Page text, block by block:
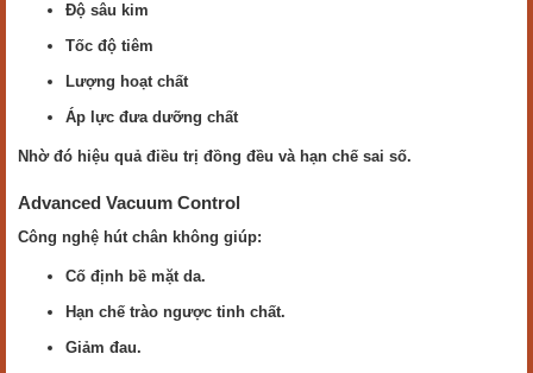
Độ sâu kim
Tốc độ tiêm
Lượng hoạt chất
Áp lực đưa dưỡng chất
Nhờ đó hiệu quả điều trị đồng đều và hạn chế sai số.
Advanced Vacuum Control
Công nghệ hút chân không giúp:
Cố định bề mặt da.
Hạn chế trào ngược tinh chất.
Giảm đau.